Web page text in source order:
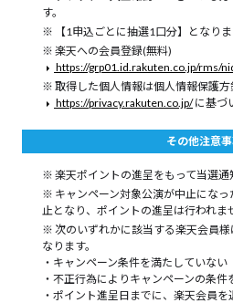
す。
【1申込ごとに抽選1口分】となりま
楽天への会員登録(無料)
https://grp01.id.rakuten.co.jp/rms/
取得した個人情報は個人情報保護方
https://privacy.rakuten.co.jp/に基づ
その他注意
楽天ポイントの進呈をもって当選通
キャンペーン対象公演が中止にな
止となり、ポイントの進呈は行われま
次のいずれかに該当する楽天会員
なります。
・キャンペーン条件を満たしていない
・不正行為によりキャンペーンの条件
・ポイント進呈日までに、楽天会員を